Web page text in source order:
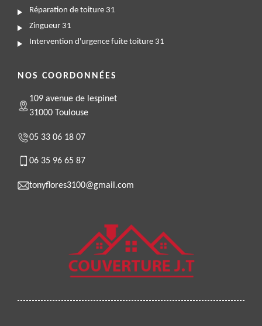
Réparation de toiture 31
Zingueur 31
Intervention d'urgence fuite toiture 31
NOS COORDONNÉES
109 avenue de lespinet
31000 Toulouse
05 33 06 18 07
06 35 96 65 87
tonyflores3100@gmail.com